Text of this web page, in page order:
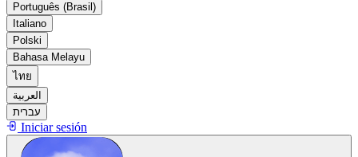
Português (Brasil)
Italiano
Polski
Bahasa Melayu
ไทย
العربية
עברית
Iniciar sesión